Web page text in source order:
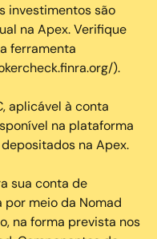
investimentos são
na Apex. Verifique
ferramenta
).
aplicável à conta
na plataforma
na Apex.
sua conta de
meio da Nomad
na forma prevista nos